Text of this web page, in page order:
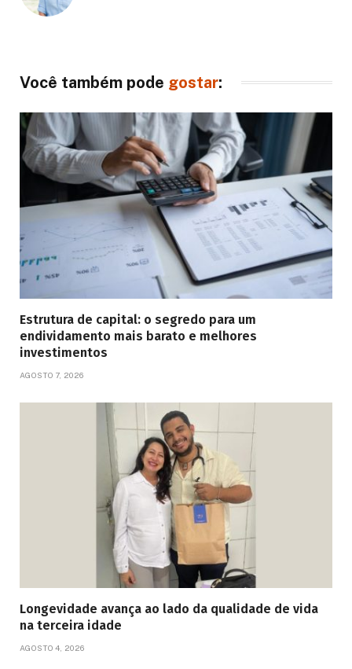
Você também pode gostar:
Estrutura de capital: o segredo para um
endividamento mais barato e melhores
investimentos
AGOSTO 7, 2026
Longevidade avança ao lado da qualidade de vida
na terceira idade
AGOSTO 4, 2026